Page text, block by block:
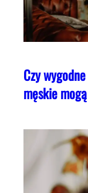
Czy
męskie